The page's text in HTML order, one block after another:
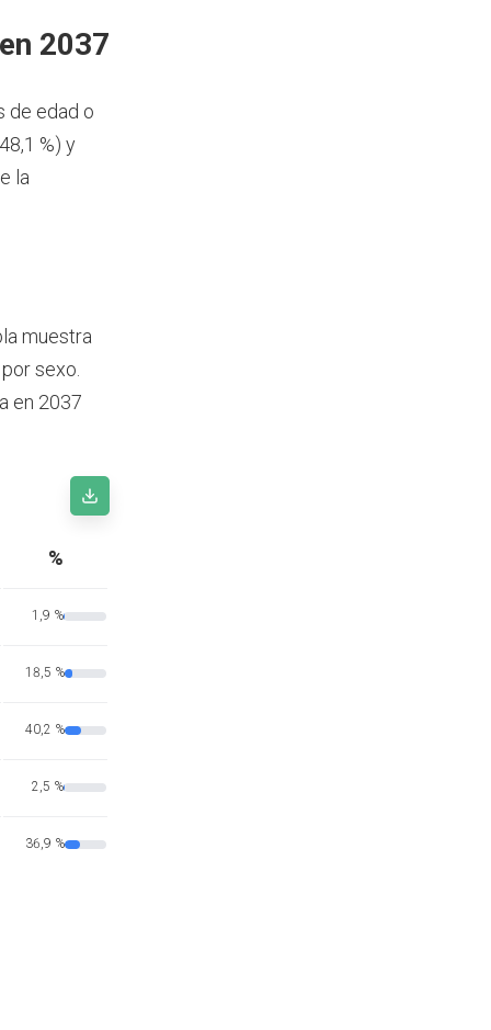
2037
de edad o
%) y
la
muestra
sexo.
en 2037
%
1,9 %
18,5 %
40,2 %
2,5 %
36,9 %